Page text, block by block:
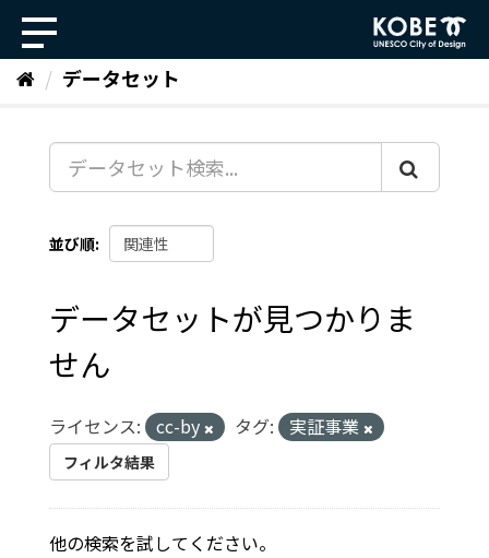
ッ
データセット
並び順
データセットが見つかりま
せん
ライセンス: cc-by タグ: 実証事業
フィルタ結果
他の検索を試してください。